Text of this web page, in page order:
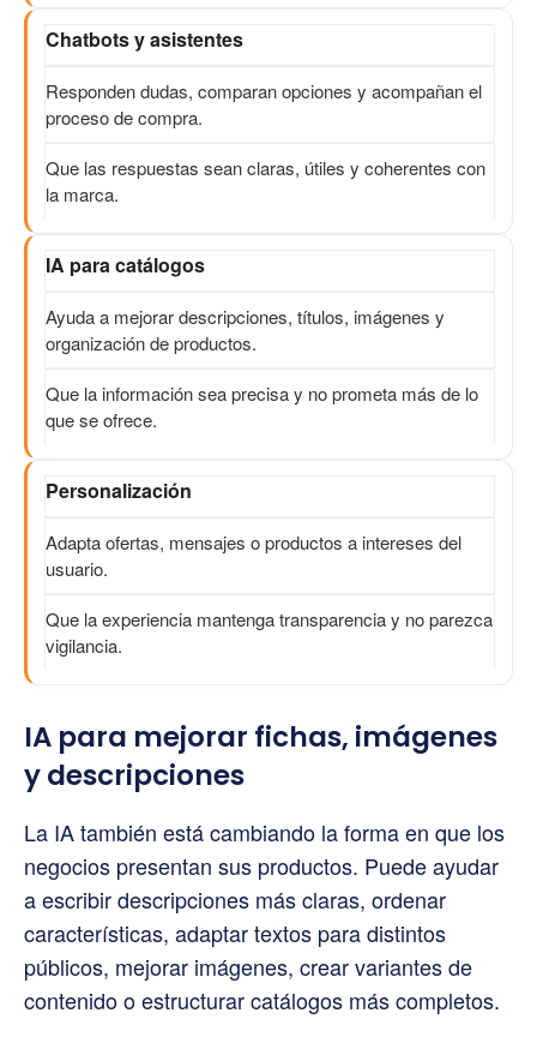
Chatbots y asistentes
Responden dudas, comparan opciones y acompañan el
proceso de compra.
Que las respuestas sean claras, útiles y coherentes con
la marca.
IA para catálogos
Ayuda a mejorar descripciones, títulos, imágenes y
organización de productos.
Que la información sea precisa y no prometa más de lo
que se ofrece.
Personalización
Adapta ofertas, mensajes o productos a intereses del
usuario.
Que la experiencia mantenga transparencia y no parezca
vigilancia.
IA para mejorar fichas, imágenes
y descripciones
La IA también está cambiando la forma en que los
negocios presentan sus productos. Puede ayudar
a escribir descripciones más claras, ordenar
características, adaptar textos para distintos
públicos, mejorar imágenes, crear variantes de
contenido o estructurar catálogos más completos.